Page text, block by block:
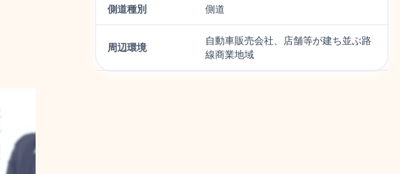
側道種別 側道
周辺環境
自動車販売会社、店舗等が建ち並ぶ路
線商業地域